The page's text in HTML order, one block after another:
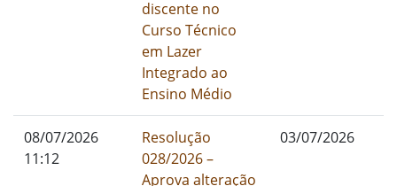
discente no
Curso Técnico
em Lazer
Integrado ao
Ensino Médio
08/07/2026
11:12
Resolução
028/2026 –
Aprova alteração
03/07/2026